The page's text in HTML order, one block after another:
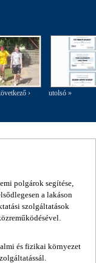
› utolsó »
polgárok segítése,
a lakáson
szolgáltatások
és fizikai környezet